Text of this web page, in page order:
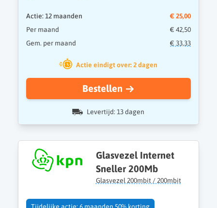
Actie: 12 maanden
€ 25,00
Per maand
€ 42,50
Gem. per maand
€ 33,33
Actie eindigt over: 2 dagen
Bestellen
Levertijd: 13 dagen
Glasvezel Internet
Sneller 200Mb
Glasvezel 200mbit / 200mbit